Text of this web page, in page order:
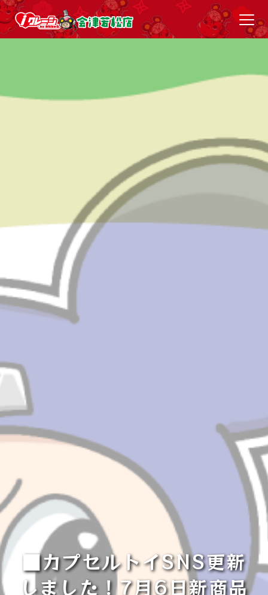
■カプセルトイSNS更新
しました！7月6日新商品